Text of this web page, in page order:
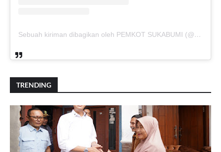
Sebuah kiriman dibagikan oleh PEMKOT SUKABUMI (@pemkotsukabumi_)
TRENDING